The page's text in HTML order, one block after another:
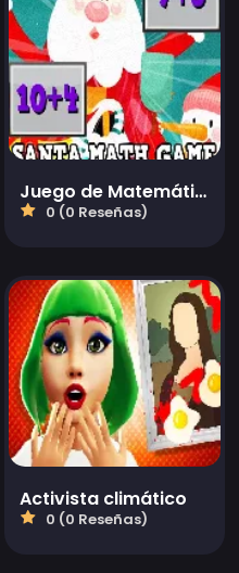
Juego de Matemáticas de Santa
0 (0 Reseñas)
Activista climático
0 (0 Reseñas)